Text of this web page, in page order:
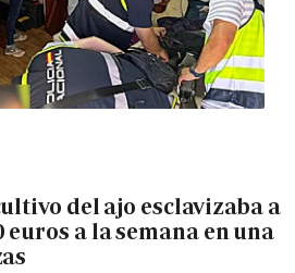
del ajo esclavizaba a
a la semana en una